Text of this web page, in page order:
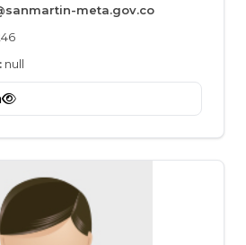
meta.gov.co
null